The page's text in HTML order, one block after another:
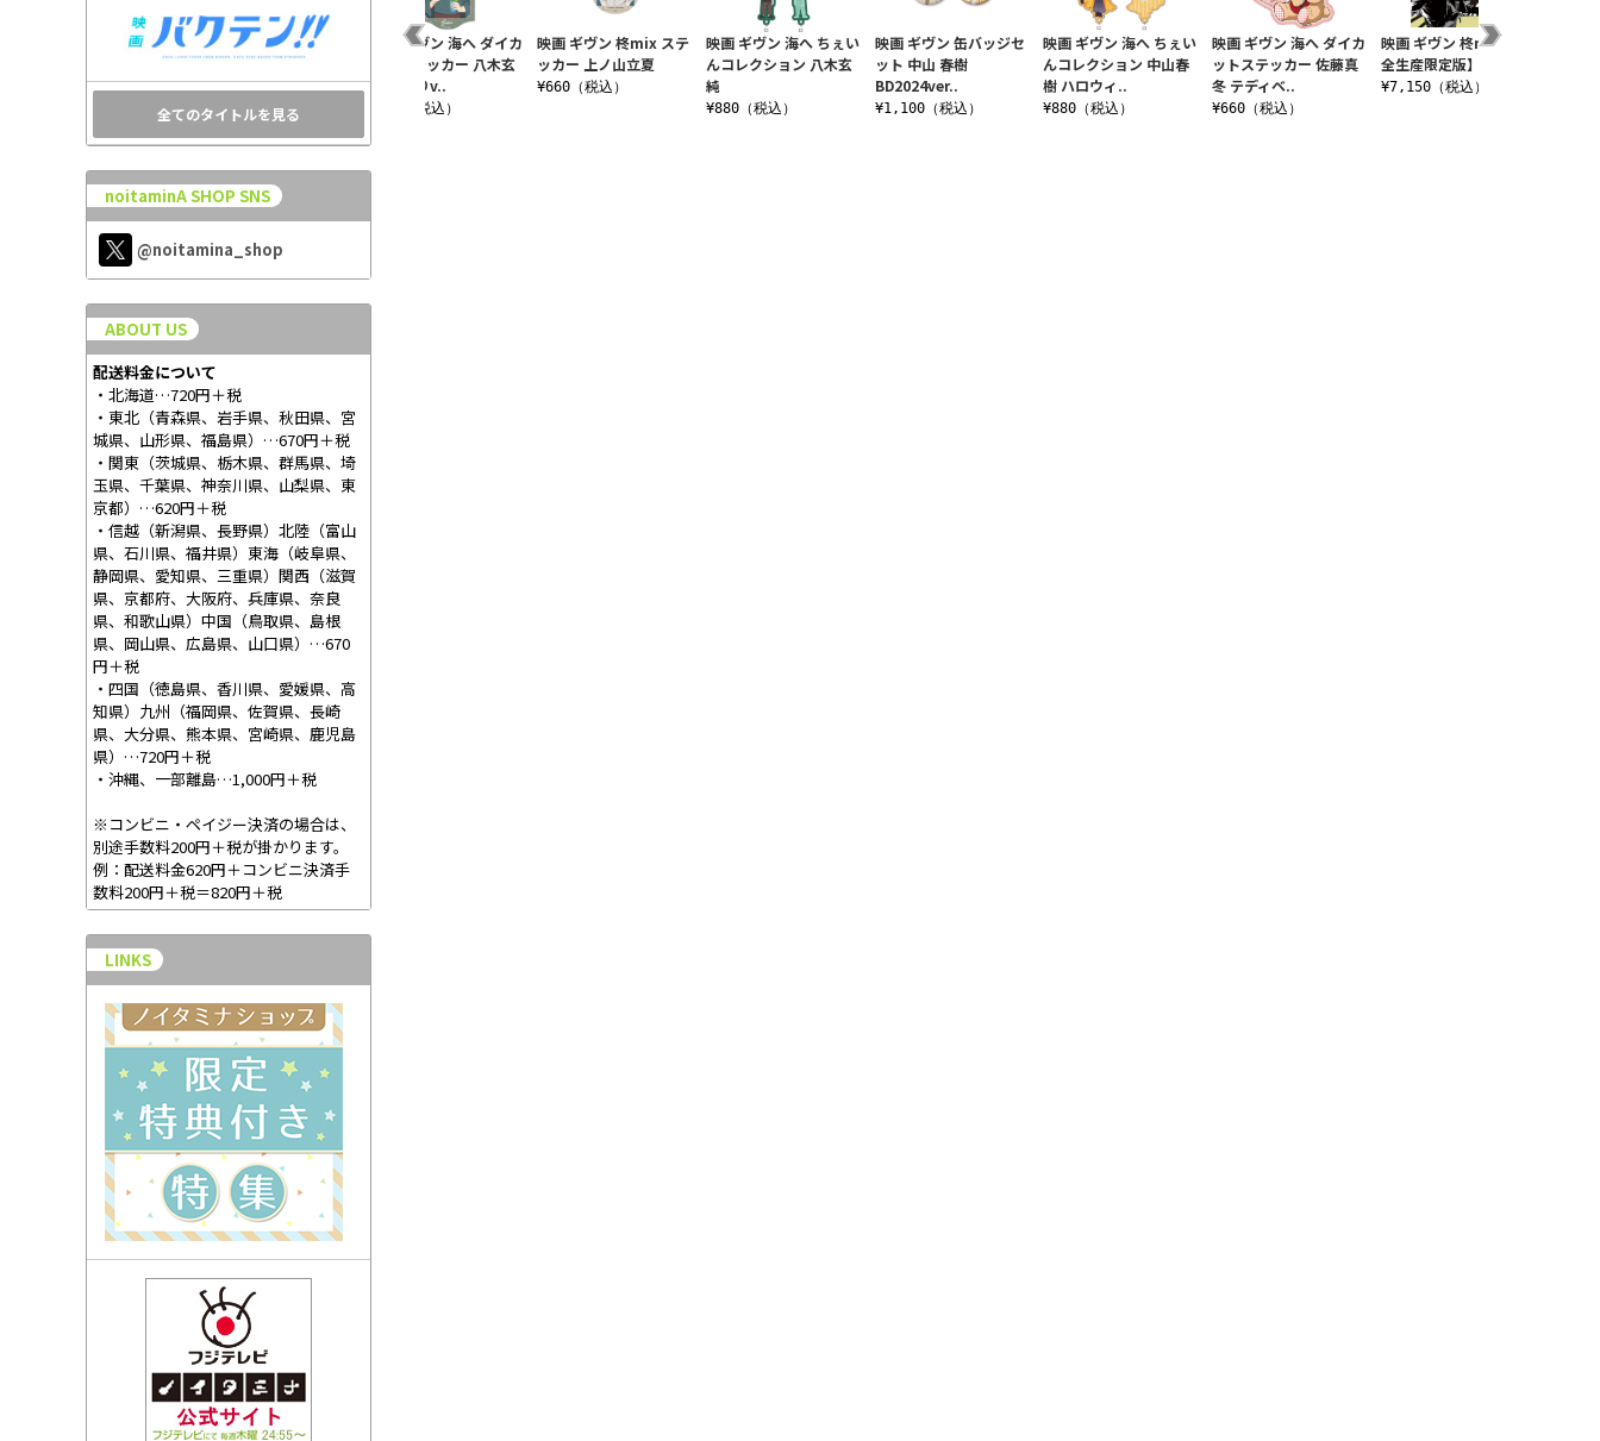
全てのタイトルを見る
noitaminA SHOP SNS
@noitamina_shop
ABOUT US
配送料金について
・北海道…720円＋税
・東北（青森県、岩手県、秋田県、宮
城県、山形県、福島県）…670円＋税
・関東（茨城県、栃木県、群馬県、埼
玉県、千葉県、神奈川県、山梨県、東
京都）…620円＋税
・信越（新潟県、長野県）北陸（富山
県、石川県、福井県）東海（岐阜県、
静岡県、愛知県、三重県）関西（滋賀
県、京都府、大阪府、兵庫県、奈良
県、和歌山県）中国（鳥取県、島根
県、岡山県、広島県、山口県）…670
円＋税
・四国（徳島県、香川県、愛媛県、高
知県）九州（福岡県、佐賀県、長崎
県、大分県、熊本県、宮崎県、鹿児島
県）…720円＋税
・沖縄、一部離島…1,000円＋税
※コンビニ・ペイジー決済の場合は、
別途手数料200円＋税が掛かります。
例：配送料金620円＋コンビニ決済手
数料200円＋税＝820円＋税
LINKS
映画 ギヴン 缶バッジセ
ット 中山 春樹
BD2024ver..
¥1,100（税込）
映画 ギヴン 海へ ちぇい
んコレクション 中山春
樹 ハロウィ..
¥880（税込）
映画 ギヴン 海へ ダイカ
ットステッカー 佐藤真
冬 テディベ..
¥660（税込）
映画 ギヴン 柊mix 【完
全生産限定版】 DVD
¥7,150（税込）
映画 ギヴン ダイカット
ステッカー 中山 春樹
BD2024..
映画 ギヴン 海へ ちぇい
んコレクション 鹿島柊
テディベア..
¥880（税込）
映画 ギヴン 海へ ダイカ
ットステッカー 八木玄
純 夏祭りv..
¥770（税込）
映画 ギヴン 柊mix ステ
ッカー 上ノ山立夏
¥660（税込）
映画 ギヴン 海へ ちぇい
んコレクション 八木玄
純
¥880（税込）